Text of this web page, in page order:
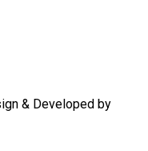
& Developed by